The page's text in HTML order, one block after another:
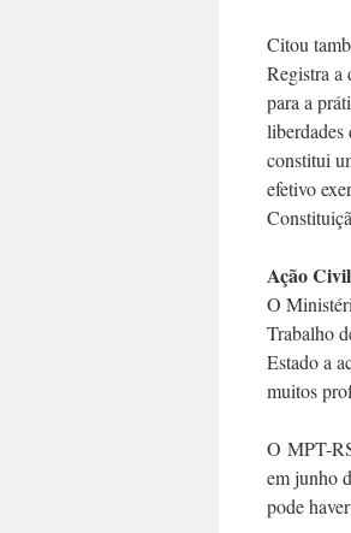
Citou
Registra a
para a
liberdades
constitui
efetivo
Ação
O
Trabalho
Estado a
muitos
O MPT-
em junho
pode